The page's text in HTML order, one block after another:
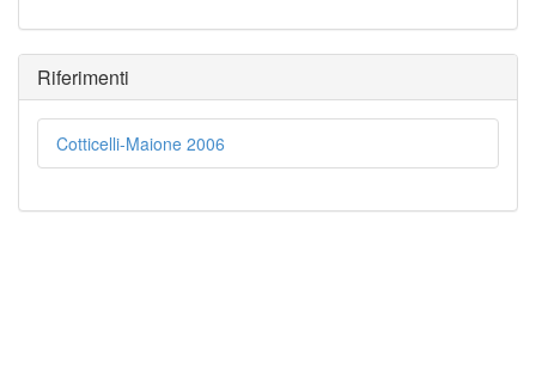
Riferimenti
Cotticelli-Maione 2006